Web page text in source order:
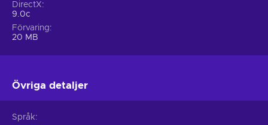
DirectX
9.0c
Förvaring
20 MB
Övriga detaljer
Språk